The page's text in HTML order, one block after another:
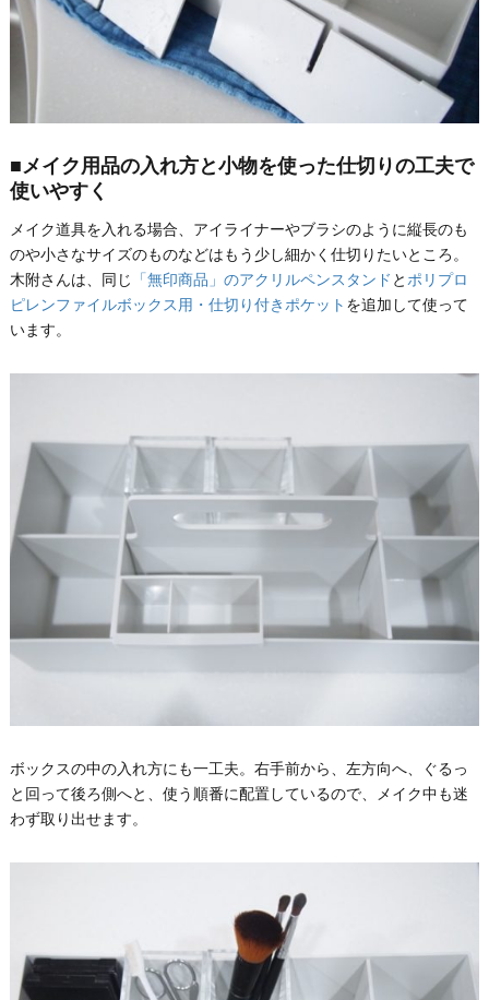
■メイク用品の入れ方と小物を使った仕切りの工夫で
使いやすく
メイク道具を入れる場合、アイライナーやブラシのように縦長のも
のや小さなサイズのものなどはもう少し細かく仕切りたいところ。
木附さんは、同じ
「無印商品」のアクリルペンスタンド と ポリプロ
ピレンファイルボックス用・仕切り付きポケット を追加して使って
います。
ボックスの中の入れ方にも一工夫。右手前から、左方向へ、ぐるっ
と回って後ろ側へと、使う順番に配置しているので、メイク中も迷
わず取り出せます。